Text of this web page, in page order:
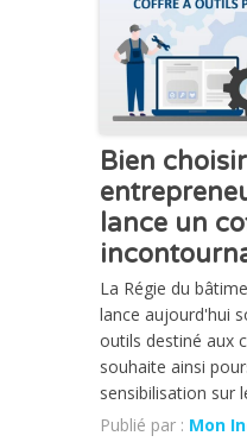
Bien
lance un
La Régie du
lance aujourd'hui
outils destiné aux
souhaite ainsi
sensibilisation sur
Publié par : Mon